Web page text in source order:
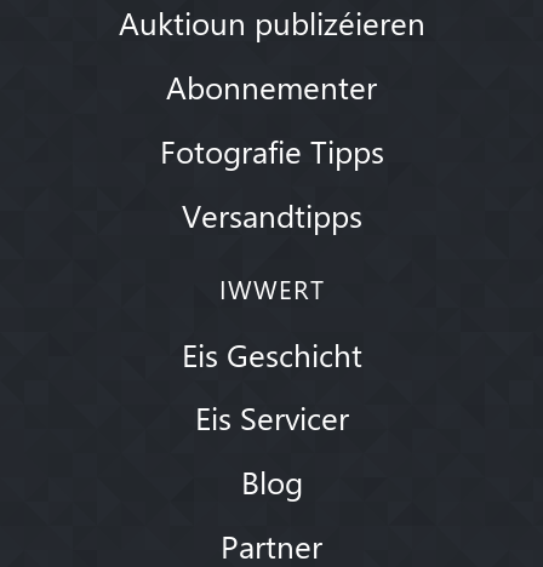
Auktioun publizéieren
Abonnementer
Fotografie Tipps
Versandtipps
IWWERT
Eis Geschicht
Eis Servicer
Blog
Partner